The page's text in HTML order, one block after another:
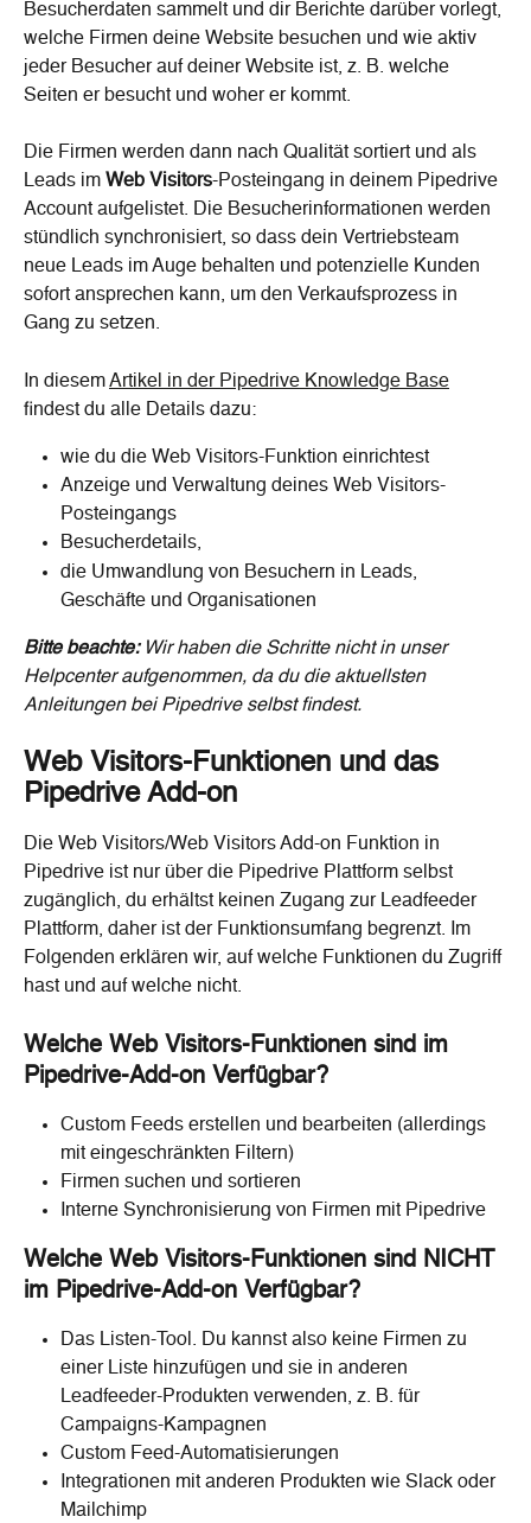
Besucherdaten sammelt und dir Berichte darüber vorlegt,
welche Firmen deine Website besuchen und wie aktiv
jeder Besucher auf deiner Website ist, z. B. welche
Seiten er besucht und woher er kommt.
Die Firmen werden dann nach Qualität sortiert und als
Leads im Web Visitors-Posteingang in deinem Pipedrive
Account aufgelistet. Die Besucherinformationen werden
stündlich synchronisiert, so dass dein Vertriebsteam
neue Leads im Auge behalten und potenzielle Kunden
sofort ansprechen kann, um den Verkaufsprozess in
Gang zu setzen.
In diesem Artikel in der Pipedrive Knowledge Base
findest du alle Details dazu:
wie du die Web Visitors-Funktion einrichtest
Anzeige und Verwaltung deines Web Visitors-
Posteingangs
Besucherdetails,
die Umwandlung von Besuchern in Leads,
Geschäfte und Organisationen
Bitte beachte: Wir haben die Schritte nicht in unser
Helpcenter aufgenommen, da du die aktuellsten
Anleitungen bei Pipedrive selbst findest.
Web Visitors-Funktionen und das
Pipedrive Add-on
Die Web Visitors/Web Visitors Add-on Funktion in
Pipedrive ist nur über die Pipedrive Plattform selbst
zugänglich, du erhältst keinen Zugang zur Leadfeeder
Plattform, daher ist der Funktionsumfang begrenzt. Im
Folgenden erklären wir, auf welche Funktionen du Zugriff
hast und auf welche nicht.
Welche Web Visitors-Funktionen sind im
Pipedrive-Add-on Verfügbar?
Custom Feeds erstellen und bearbeiten (allerdings
mit eingeschränkten Filtern)
Firmen suchen und sortieren
Interne Synchronisierung von Firmen mit Pipedrive
Welche Web Visitors-Funktionen sind NICHT
im Pipedrive-Add-on Verfügbar?
Das Listen-Tool. Du kannst also keine Firmen zu
einer Liste hinzufügen und sie in anderen
Leadfeeder-Produkten verwenden, z. B. für
Campaigns-Kampagnen
Custom Feed-Automatisierungen
Integrationen mit anderen Produkten wie Slack oder
Mailchimp